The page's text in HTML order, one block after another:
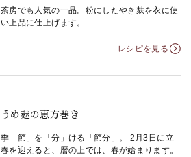
茶房でも人気の一品。粉にしたやき麸を衣に使
い上品に仕上げます。
レシピを見る
うめ麸の恵方巻き
季「節」を「分」ける「節分」。 2月3日に立
春を迎えると、暦の上では、春が始まります。